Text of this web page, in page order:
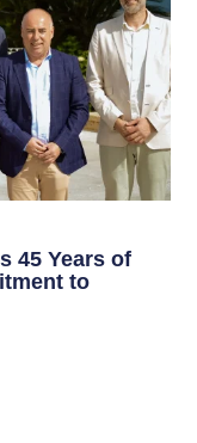
45 Years of
to